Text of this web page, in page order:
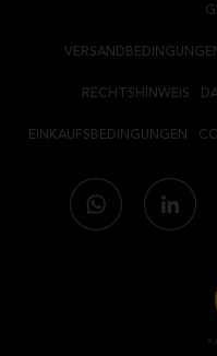
RECHTSHINWEIS
EINKAUFSBEDINGUNGEN